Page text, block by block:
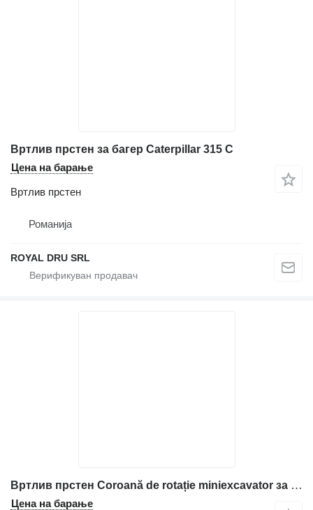
Вртлив прстен за багер Caterpillar 315 C
Цена на барање
Вртлив прстен
Романија
ROYAL DRU SRL
Вртлив прстен Coroană de rotație miniexcavator за градежни машини Caterpillar
Цена на барање